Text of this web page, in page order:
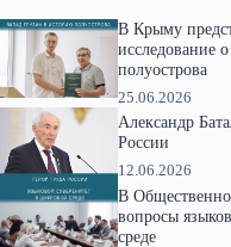
В Крыму
исследование
полуострова
25.06.2026
Александр
России
12.06.2026
В
вопросы
среде